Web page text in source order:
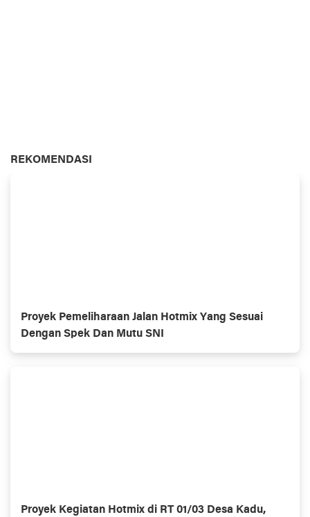
REKOMENDASI
Proyek Pemeliharaan Jalan Hotmix Yang Sesuai
Dengan Spek Dan Mutu SNI
Proyek Kegiatan Hotmix di RT 01/03 Desa Kadu,